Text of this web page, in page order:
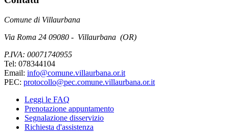
Comune di Villaurbana
Via Roma 24 09080 - Villaurbana (OR)
P.IVA: 00071740955
Tel: 078344104
Email: info@comune.villaurbana.or.it
PEC: protocollo@pec.comune.villaurbana.or.it
Leggi le FAQ
Prenotazione appuntamento
Segnalazione disservizio
Richiesta d'assistenza